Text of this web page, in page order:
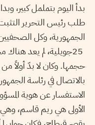
بدأ اليوم بتململ كبير،
طلب رئيس التحرير
الجمهورية، وكل
25جويلية، لم يعد
حجمها. وكان لا بدّ أولاً
بالاتصال في رئاسة
الاستفسار عن هوية
الأولى هي ريم قاسم،